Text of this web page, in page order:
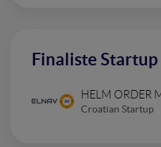
Finaliste
HELM ORDER
Croatian Startup